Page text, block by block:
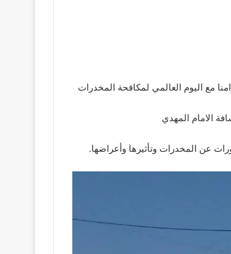
مع اليوم العالمي لمكافحة المخدرات
الامام المهدي